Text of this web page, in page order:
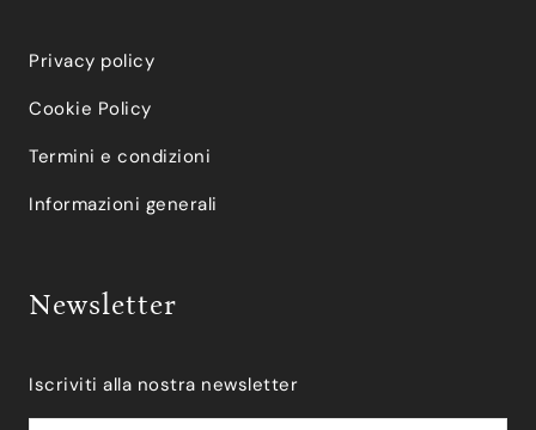
Privacy policy
Cookie Policy
Termini e condizioni
Informazioni generali
Newsletter
Iscriviti alla nostra newsletter